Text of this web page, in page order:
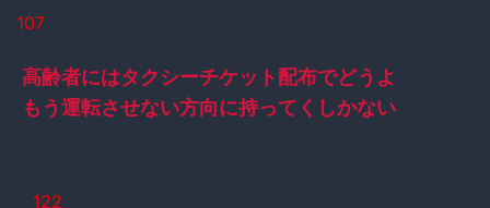
107
高齢者にはタクシーチケット配布でどうよ
もう運転させない方向に持ってくしかない
122